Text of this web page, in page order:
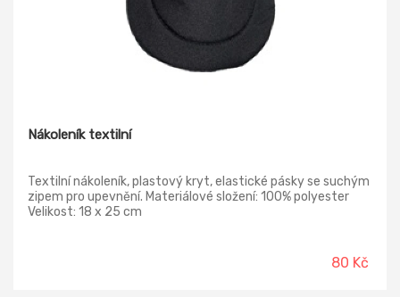
Nákoleník textilní
Textilní nákoleník, plastový kryt, elastické pásky se suchým
zipem pro upevnění. Materiálové složení: 100% polyester
Velikost: 18 x 25 cm
80 Kč